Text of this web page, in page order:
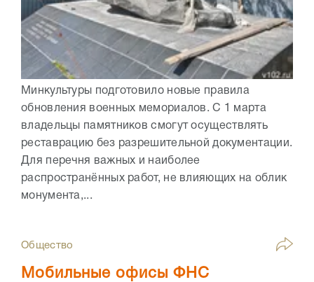
Минкультуры подготовило новые правила
обновления военных мемориалов. С 1 марта
владельцы памятников смогут осуществлять
реставрацию без разрешительной документации.
Для перечня важных и наиболее
распространённых работ, не влияющих на облик
монумента,...
Общество
Мобильные офисы ФНС